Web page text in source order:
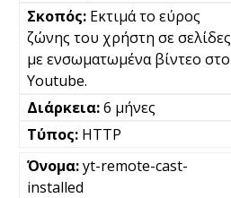
Εκτιμά το εύρος
ζώνης του χρήστη σε σελίδες
με ενσωματωμένα βίντεο στο
Youtube.
6 μήνες
HTTP
yt-remote-cast-
installed